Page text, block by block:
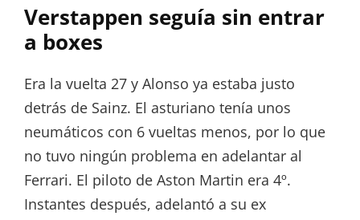
Verstappen seguía sin entrar
a boxes
Era la vuelta 27 y Alonso ya estaba justo
detrás de Sainz. El asturiano tenía unos
neumáticos con 6 vueltas menos, por lo que
no tuvo ningún problema en adelantar al
Ferrari. El piloto de Aston Martin era 4º.
Instantes después, adelantó a su ex